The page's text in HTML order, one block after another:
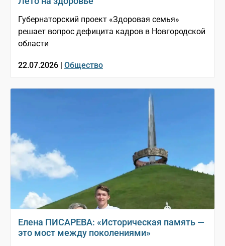
Губернаторский проект «Здоровая семья»
решает вопрос дефицита кадров в Новгородской
области
22.07.2026 | Общество
Елена ПИСАРЕВА: «Историческая память —
это мост между поколениями»